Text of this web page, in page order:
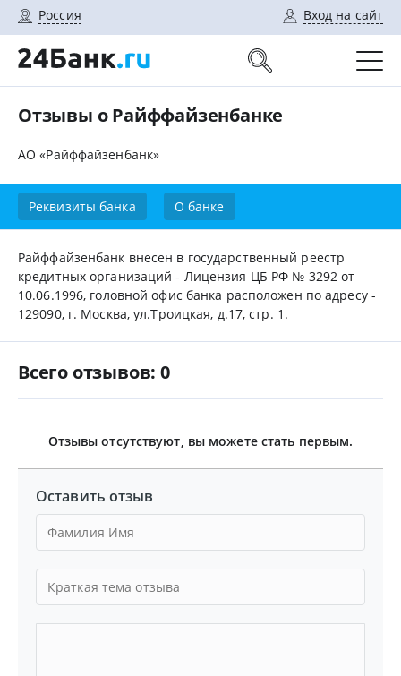
Россия Вход на сайт
Отзывы о Райффайзенбанке
АО «Райффайзенбанк»
Реквизиты банка О банке
Райффайзенбанк внесен в государственный реестр
кредитных организаций - Лицензия ЦБ РФ № 3292 от
10.06.1996, головной офис банка расположен по адресу -
129090, г. Москва, ул.Троицкая, д.17, стр. 1.
Всего отзывов: 0
Отзывы отсутствуют, вы можете стать первым.
Оставить отзыв